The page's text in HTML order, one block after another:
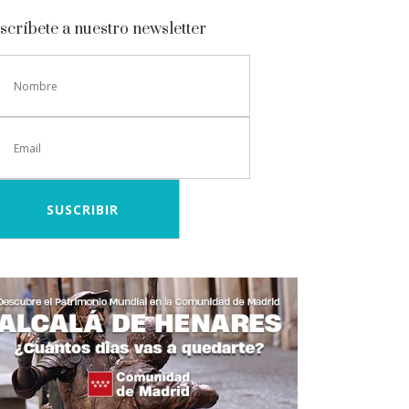
a nuestro newsletter